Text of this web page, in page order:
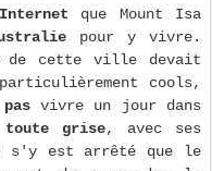
que Mount Isa
pour y vivre.
de cette ville devait
cools,
pasvivre un jour dans
toute grise, avec ses
s'y est arrêté que le